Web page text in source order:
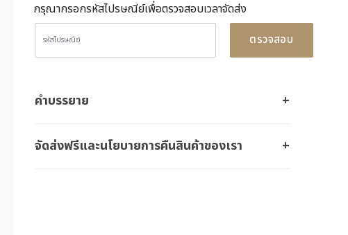
กรุณากรอกรหัสไปรษณีย์เพื่อตรวจสอบเวลาจัดส่ง
ตรวจสอบ
คำบรรยาย
จัดส่งฟรีและนโยบายการคืนสินค้าของเรา